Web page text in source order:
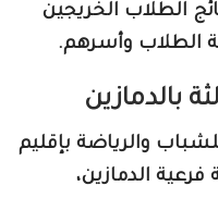
الطلاب الخريجين
الطلاب وأسرهم.
بالدمازين
والرياضة بإقليم
فرعية الدمازين،